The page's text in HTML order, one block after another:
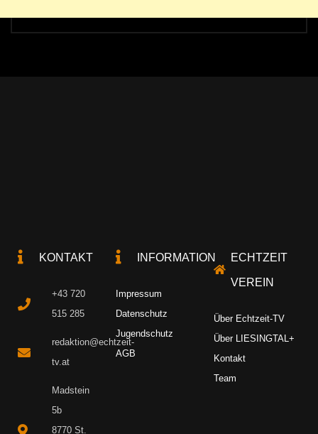
KONTAKT
+43 720
515 285
redaktion@echtzeit-
tv.at
Madstein
5b
8770 St.
INFORMATION
Impressum
Datenschutz
Jugendschutz
AGB
ECHTZEIT
VEREIN
Über Echtzeit-TV
Über LIESINGTAL+
Kontakt
Team